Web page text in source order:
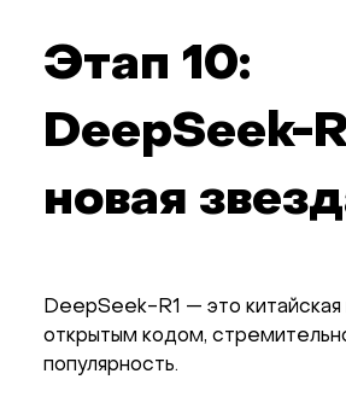
Этап 10:
DeepSeek-
новая
DeepSeek-R1 — это
открытым кодом,
популярность.